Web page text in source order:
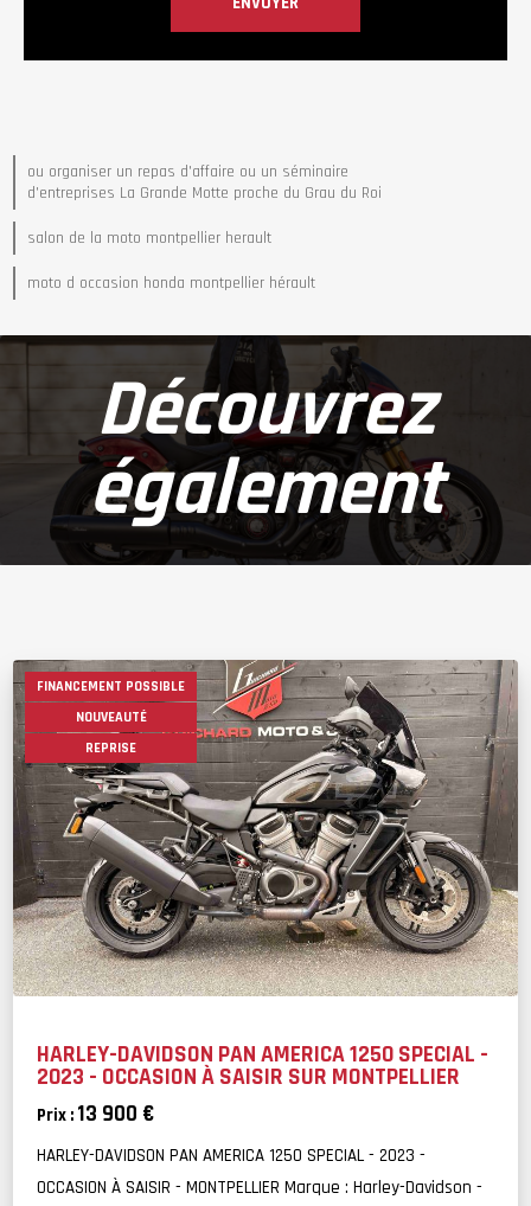
ou organiser un repas d'affaire ou un séminaire
d'entreprises La Grande Motte proche du Grau du Roi
salon de la moto montpellier herault
moto d occasion honda montpellier hérault
Découvrez
également
FINANCEMENT POSSIBLE
NOUVEAUTÉ
REPRISE
HARLEY-DAVIDSON PAN AMERICA 1250 SPECIAL -
2023 - OCCASION À SAISIR SUR MONTPELLIER
Prix : 13 900 €
HARLEY-DAVIDSON PAN AMERICA 1250 SPECIAL - 2023 -
OCCASION À SAISIR - MONTPELLIER Marque : Harley-Davidson -